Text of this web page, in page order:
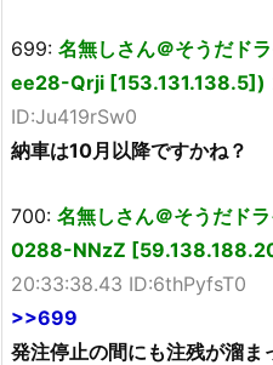
699: 名無しさん＠そうだド
ee28-Qrji [153.131.138.5])
ID:Ju419rSw0
納車は10月以降ですかね？
700: 名無しさん＠そうだド
0288-NNzZ
20:33:38.43 ID:6thPyfsT0
>>699
発注停止の間にも注残が溜ま